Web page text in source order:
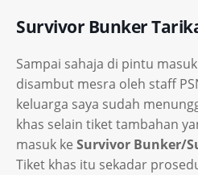
Survivor Bunker
Sampai sahaja di pintu
disambut mesra oleh staff
keluarga saya sudah
khas selain tiket tambahan
masuk ke Survivor Bunker/
Tiket khas itu sekadar